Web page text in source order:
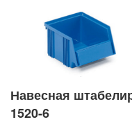
Шкафы
Тележки и тумбы для
Тумбы, шкафы и
Антистатическая
Мебель для чистых
Навесная
1520-6